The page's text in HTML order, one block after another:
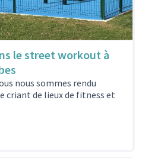
le street workout à
nous sommes rendu
criant de lieux de fitness et